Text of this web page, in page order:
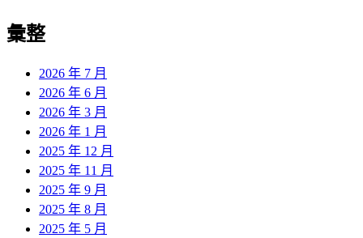
彙整
2026 年 7 月
2026 年 6 月
2026 年 3 月
2026 年 1 月
2025 年 12 月
2025 年 11 月
2025 年 9 月
2025 年 8 月
2025 年 5 月